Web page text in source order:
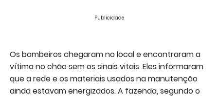
Publicidade
Os bombeiros chegaram no local e encontraram a
vítima no chão sem os sinais vitais. Eles informaram
que a rede e os materiais usados na manutenção
ainda estavam energizados. A fazenda, segundo o